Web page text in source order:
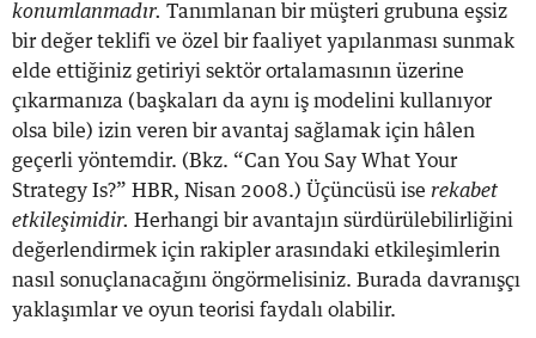
konumlanmadır. Tanımlanan bir müşteri grubuna eşsiz
bir değer teklifi ve özel bir faaliyet yapılanması sunmak
elde ettiğiniz getiriyi sektör ortalamasının üzerine
çıkarmanıza (başkaları da aynı iş modelini kullanıyor
olsa bile) izin veren bir avantaj sağlamak için hâlen
geçerli yöntemdir. (Bkz. “Can You Say What Your
Strategy Is?” HBR, Nisan 2008.) Üçüncüsü ise rekabet
etkileşimidir. Herhangi bir avantajın sürdürülebilirliğini
değerlendirmek için rakipler arasındaki etkileşimlerin
nasıl sonuçlanacağını öngörmelisiniz. Burada davranışçı
yaklaşımlar ve oyun teorisi faydalı olabilir.